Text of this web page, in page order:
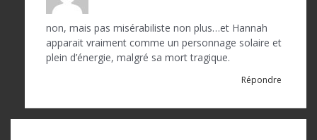
non, mais pas misérabiliste non plus…et Hannah
apparait vraiment comme un personnage solaire et
plein d’énergie, malgré sa mort tragique.
Répondre